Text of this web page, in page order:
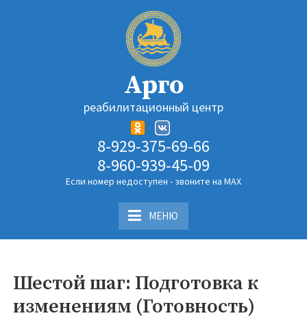
Арго
реабилитационный центр
8-929-375-69-66
8-960-939-45-09
Если номер недоступен - звоните на MAX
МЕНЮ
Шестой шаг: Подготовка к
изменениям (Готовность)